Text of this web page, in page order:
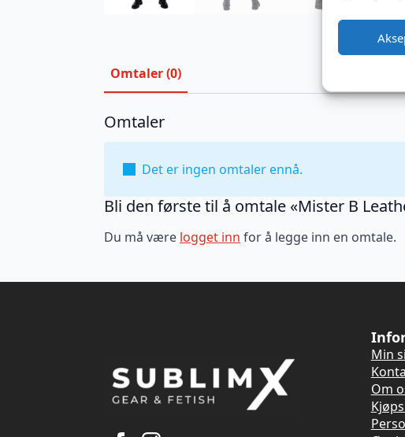
Omtaler (0)
Omtaler
Det er ingen omtaler ennå.
Bli den første til å omtale «Mister B
Du må være logget inn for å legge inn en omtale.
Min
Om